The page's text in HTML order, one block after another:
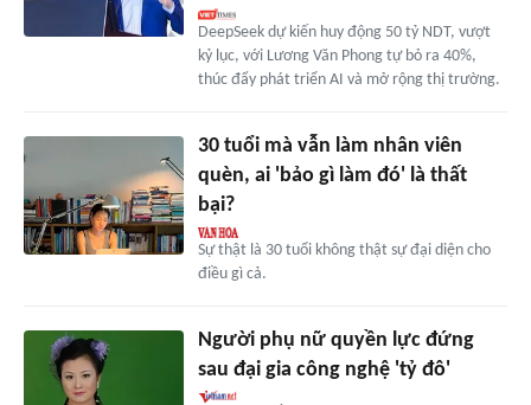
DeepSeek dự kiến huy động 50 tỷ NDT, vượt
kỷ lục, với Lương Văn Phong tự bỏ ra 40%,
thúc đẩy phát triển AI và mở rộng thị trường.
30 tuổi mà vẫn làm nhân viên
quèn, ai 'bảo gì làm đó' là thất
bại?
Sự thật là 30 tuổi không thật sự đại diện cho
điều gì cả.
Người phụ nữ quyền lực đứng
sau đại gia công nghệ 'tỷ đô'